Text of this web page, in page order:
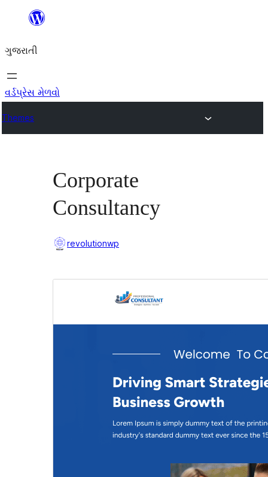
કંટેન્ટ(લખાણ)
જાઓ
ગુજરાતી
વર્ડપ્રેસ મેળવો
Themes
Corporate
Consultancy
revolutionwp